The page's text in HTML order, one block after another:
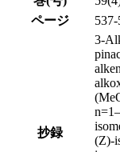
ページ
537-
抄録
3-
(Z)-